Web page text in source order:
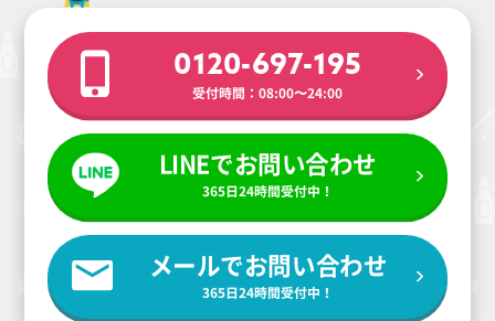
0120-697-195
受付時間：08:00〜24:00
LINEでお問い合わせ
365日24時間受付中！
メールでお問い合わせ
365日24時間受付中！